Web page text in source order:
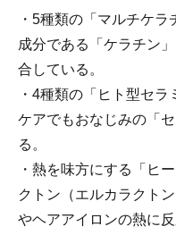
・5種類の「マルチケ
成分である「ケラチン
合している。
・4種類の「ヒト型セ
ケアでもおなじみの「
る。
・熱を味方にする「ヒ
クトン（エルカラクト
やヘアアイロンの熱に